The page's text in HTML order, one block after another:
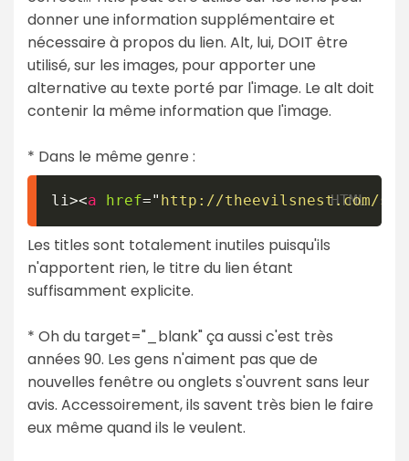
donner une information supplémentaire et
nécessaire à propos du lien. Alt, lui, DOIT être
utilisé, sur les images, pour apporter une
alternative au texte porté par l'image. Le alt doit
contenir la même information que l'image.
* Dans le même genre :
li><a href=" http://theevilsnest.com/
Les titles sont totalement inutiles puisqu'ils
n'apportent rien, le titre du lien étant
suffisamment explicite.
* Oh du target="_blank" ça aussi c'est très
années 90. Les gens n'aiment pas que de
nouvelles fenêtre ou onglets s'ouvrent sans leur
avis. Accessoirement, ils savent très bien le faire
eux même quand ils le veulent.